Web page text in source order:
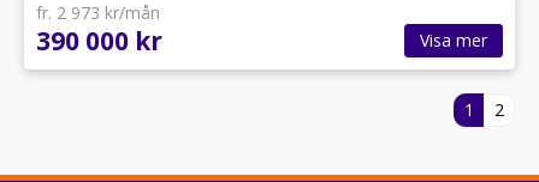
fr. 2 973 kr/mån
390 000 kr Visa mer
1 2